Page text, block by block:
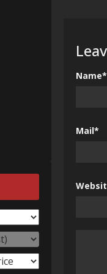
Name*
Mail*